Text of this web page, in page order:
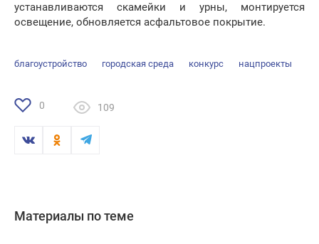
устанавливаются скамейки и урны, монтируется
освещение, обновляется асфальтовое покрытие.
благоустройство городская среда конкурс нацпроекты
0 109
Материалы по теме